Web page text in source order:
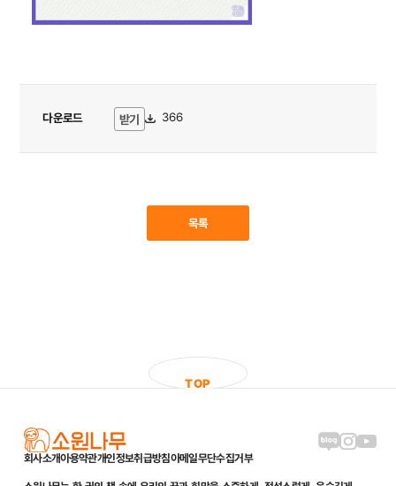
다운로드 받기 366
목록
TOP
블로그 링크
인스타그
유튜브
회사소개이용약관개인정보취급방침이메일무단수집거부